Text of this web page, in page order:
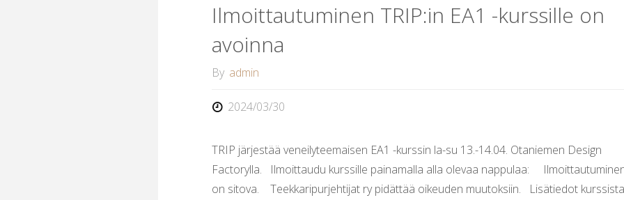
Ilmoittautuminen TRIP:in EA1 -kurssille on
avoinna
By admin
2024/03/30
TRIP järjestää veneilyteemaisen EA1 -kurssin la-su 13.-14.04. Otaniemen Design
Factorylla. Ilmoittaudu kurssille painamalla alla olevaa nappulaa:
on sitova. Teekkaripurjehtijat ry pidättää oikeuden muutoksiin. Lisätiedot